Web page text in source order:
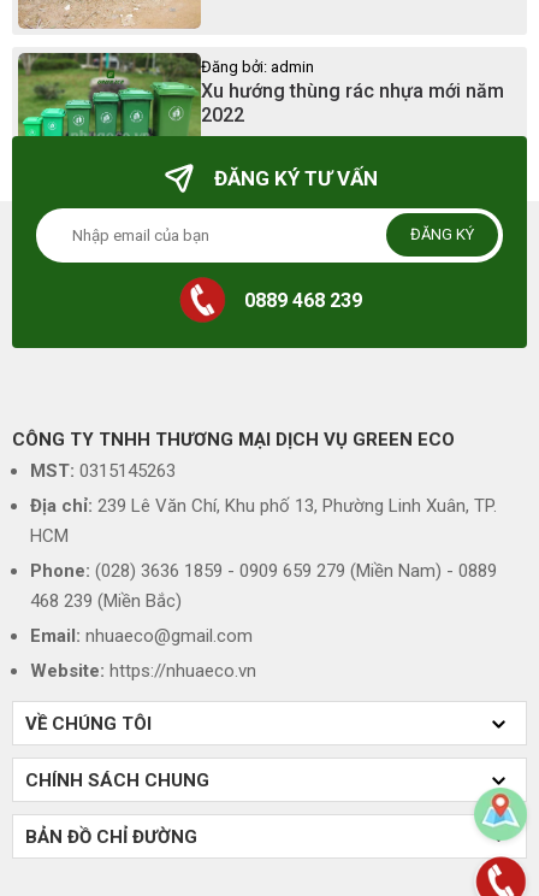
Đăng bởi: admin
Xu hướng thùng rác nhựa mới năm
2022
23/03/2025 - 23:41
ĐĂNG KÝ TƯ VẤN
ĐĂNG KÝ
0889 468 239
CÔNG TY TNHH THƯƠNG MẠI DỊCH VỤ GREEN ECO
MST: 0315145263
Địa chỉ: 239 Lê Văn Chí, Khu phố 13, Phường Linh Xuân, TP.
HCM
Phone: (028) 3636 1859 - 0909 659 279 (Miền Nam) - 0889
468 239 (Miền Bắc)
Email: nhuaeco@gmail.com
Website: https://nhuaeco.vn
VỀ CHÚNG TÔI
CHÍNH SÁCH CHUNG
BẢN ĐỒ CHỈ ĐƯỜNG